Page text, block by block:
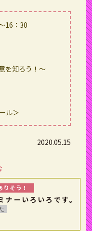
16：30
を知ろう！〜
ル＞
2020.05.15
そう！
ナーいろいろです。